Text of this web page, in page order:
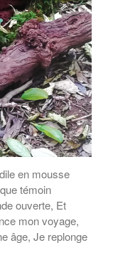
en mousse
témoin
ouverte, Et
mon voyage,
âge, Je replonge